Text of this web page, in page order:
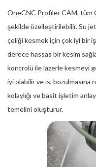
OneCNC Profiler CAM, tüm
şekilde özelleştirilebilir. Su
çeliği kesmek için çok iyi bir
derece hassas bir kesim
kontrolü ile lazerle kesmeyi
iyi olabilir ve ısı
kolaylığı ve basit işletim
temelini oluşturur.